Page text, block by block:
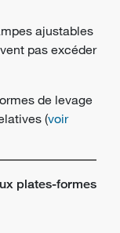
ajustables
pas excéder
de levage
(voir
plates-formes